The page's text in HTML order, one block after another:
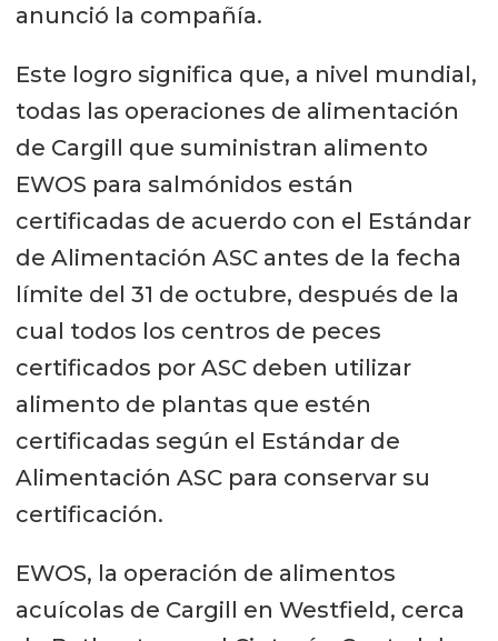
anunció la compañía.
Este logro significa que, a nivel mundial,
todas las operaciones de alimentación
de Cargill que suministran alimento
EWOS para salmónidos están
certificadas de acuerdo con el Estándar
de Alimentación ASC antes de la fecha
límite del 31 de octubre, después de la
cual todos los centros de peces
certificados por ASC deben utilizar
alimento de plantas que estén
certificadas según el Estándar de
Alimentación ASC para conservar su
certificación.
EWOS, la operación de alimentos
acuícolas de Cargill en Westfield, cerca